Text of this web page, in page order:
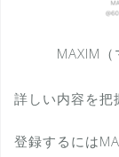
MAXIM（
詳しい内容を把
登録するには